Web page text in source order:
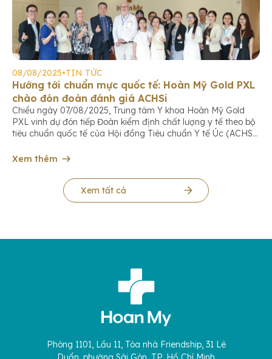
08/08/2025•TIN TỨC
Hướng tới chuẩn mực quốc tế: Hoàn Mỹ Gold PXL
chào đón đoàn đánh giá ACHSi
Chiều ngày 07/08/2025, Trung tâm Y khoa Hoàn Mỹ Gold
PXL vinh dự đón tiếp Đoàn kiểm định chất lượng y tế theo bộ
tiêu chuẩn quốc tế của Hội đồng Tiêu chuẩn Y tế Úc (ACHS
không ngừng nâng cao chất lượng dịch vụ, […]
Xem thêm
Xem tất cả
Phòng 1101, Lầu 11, Tòa nhà Friendship, 31 Lê